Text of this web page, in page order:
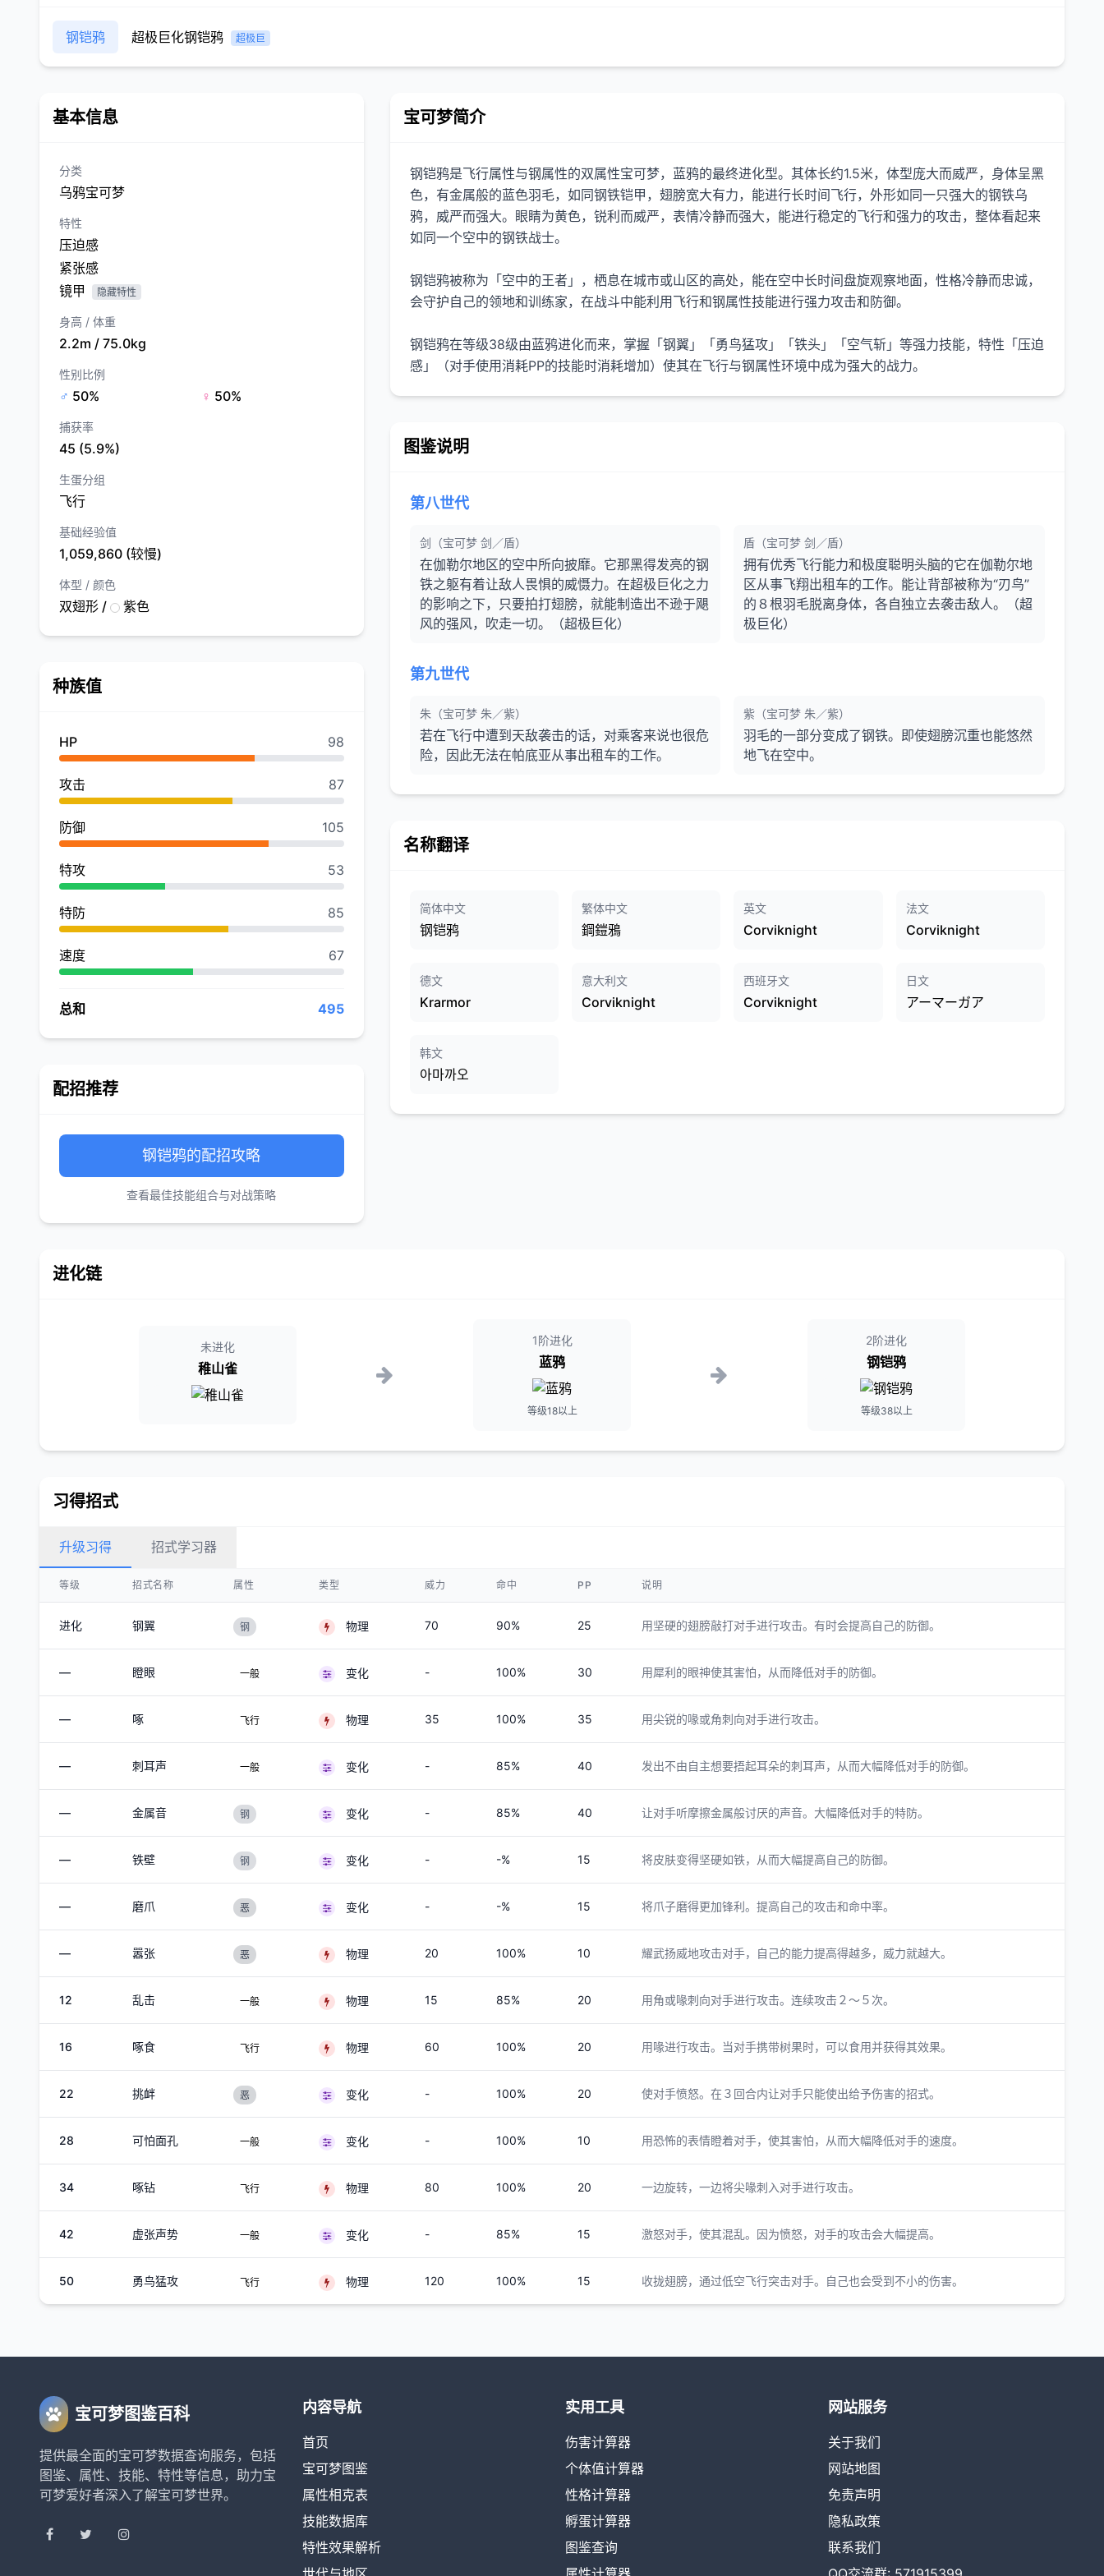
钢铠鸦 超极巨化钢铠鸦 超极巨
基本信息
分类
乌鸦宝可梦
特性
压迫感
紧张感
镜甲
隐藏特性
身高 / 体重
2.2m / 75.0kg
性别比例
♂ 50% ♀ 50%
捕获率
45 (5.9%)
生蛋分组
飞行
基础经验值
1,059,860 (较慢)
体型 / 颜色
双翅形 / 紫色
种族值
HP 98
攻击 87
防御 105
特攻 53
特防 85
速度 67
总和 495
配招推荐
钢铠鸦的配招攻略
查看最佳技能组合与对战策略
宝可梦简介
钢铠鸦是飞行属性与钢属性的双属性宝可梦，蓝鸦的最终进化型。其体长约1.5米，体型庞大而威严，身体呈黑
色，有金属般的蓝色羽毛，如同钢铁铠甲，翅膀宽大有力，能进行长时间飞行，外形如同一只强大的钢铁乌
鸦，威严而强大。眼睛为黄色，锐利而威严，表情冷静而强大，能进行稳定的飞行和强力的攻击，整体看起来
如同一个空中的钢铁战士。
钢铠鸦被称为「空中的王者」，栖息在城市或山区的高处，能在空中长时间盘旋观察地面，性格冷静而忠诚，
会守护自己的领地和训练家，在战斗中能利用飞行和钢属性技能进行强力攻击和防御。
钢铠鸦在等级38级由蓝鸦进化而来，掌握「钢翼」「勇鸟猛攻」「铁头」「空气斩」等强力技能，特性「压迫
感」（对手使用消耗PP的技能时消耗增加）使其在飞行与钢属性环境中成为强大的战力。
图鉴说明
第八世代
剑（宝可梦 剑／盾）
在伽勒尔地区的空中所向披靡。它那黑得发亮的钢
铁之躯有着让敌人畏惧的威慑力。在超极巨化之力
的影响之下，只要拍打翅膀，就能制造出不逊于飓
风的强风，吹走一切。（超极巨化）
盾（宝可梦 剑／盾）
拥有优秀飞行能力和极度聪明头脑的它在伽勒尔地
区从事飞翔出租车的工作。能让背部被称为“刃鸟”
的８根羽毛脱离身体，各自独立去袭击敌人。（超
极巨化）
第九世代
朱（宝可梦 朱／紫）
若在飞行中遭到天敌袭击的话，对乘客来说也很危
险，因此无法在帕底亚从事出租车的工作。
紫（宝可梦 朱／紫）
羽毛的一部分变成了钢铁。即使翅膀沉重也能悠然
地飞在空中。
名称翻译
简体中文
钢铠鸦
繁体中文
鋼鎧鴉
英文
Corviknight
法文
Corviknight
德文
Krarmor
意大利文
Corviknight
西班牙文
Corviknight
日文
アーマーガア
韩文
아마까오
进化链
未进化
稚山雀
1阶进化
蓝鸦
等级18以上
2阶进化
钢铠鸦
等级38以上
习得招式
升级习得 招式学习器
等级 招式名称 属性 类型 威力 命中 PP 说明
进化 钢翼 钢 物理 70 90% 25 用坚硬的翅膀敲打对手进行攻击。有时会提高自己的防御。
— 瞪眼 一般 变化 - 100% 30 用犀利的眼神使其害怕，从而降低对手的防御。
— 啄 飞行 物理 35 100% 35 用尖锐的喙或角刺向对手进行攻击。
— 刺耳声 一般 变化 - 85% 40 发出不由自主想要捂起耳朵的刺耳声，从而大幅降低对手的防御。
— 金属音 钢 变化 - 85% 40 让对手听摩擦金属般讨厌的声音。大幅降低对手的特防。
— 铁壁 钢 变化 - -% 15 将皮肤变得坚硬如铁，从而大幅提高自己的防御。
— 磨爪 恶 变化 - -% 15 将爪子磨得更加锋利。提高自己的攻击和命中率。
— 嚣张 恶 物理 20 100% 10 耀武扬威地攻击对手，自己的能力提高得越多，威力就越大。
12 乱击 一般 物理 15 85% 20 用角或喙刺向对手进行攻击。连续攻击２～５次。
16 啄食 飞行 物理 60 100% 20 用喙进行攻击。当对手携带树果时，可以食用并获得其效果。
22 挑衅 恶 变化 - 100% 20 使对手愤怒。在３回合内让对手只能使出给予伤害的招式。
28 可怕面孔 一般 变化 - 100% 10 用恐怖的表情瞪着对手，使其害怕，从而大幅降低对手的速度。
34 啄钻 飞行 物理 80 100% 20 一边旋转，一边将尖喙刺入对手进行攻击。
42 虚张声势 一般 变化 - 85% 15 激怒对手，使其混乱。因为愤怒，对手的攻击会大幅提高。
50 勇鸟猛攻 飞行 物理 120 100% 15 收拢翅膀，通过低空飞行突击对手。自己也会受到不小的伤害。
宝可梦图鉴百科
提供最全面的宝可梦数据查询服务，包括
图鉴、属性、技能、特性等信息，助力宝
可梦爱好者深入了解宝可梦世界。
内容导航
首页
宝可梦图鉴
属性相克表
技能数据库
特性效果解析
实用工具
伤害计算器
个体值计算器
性格计算器
孵蛋计算器
图鉴查询
网站服务
关于我们
网站地图
免责声明
隐私政策
联系我们